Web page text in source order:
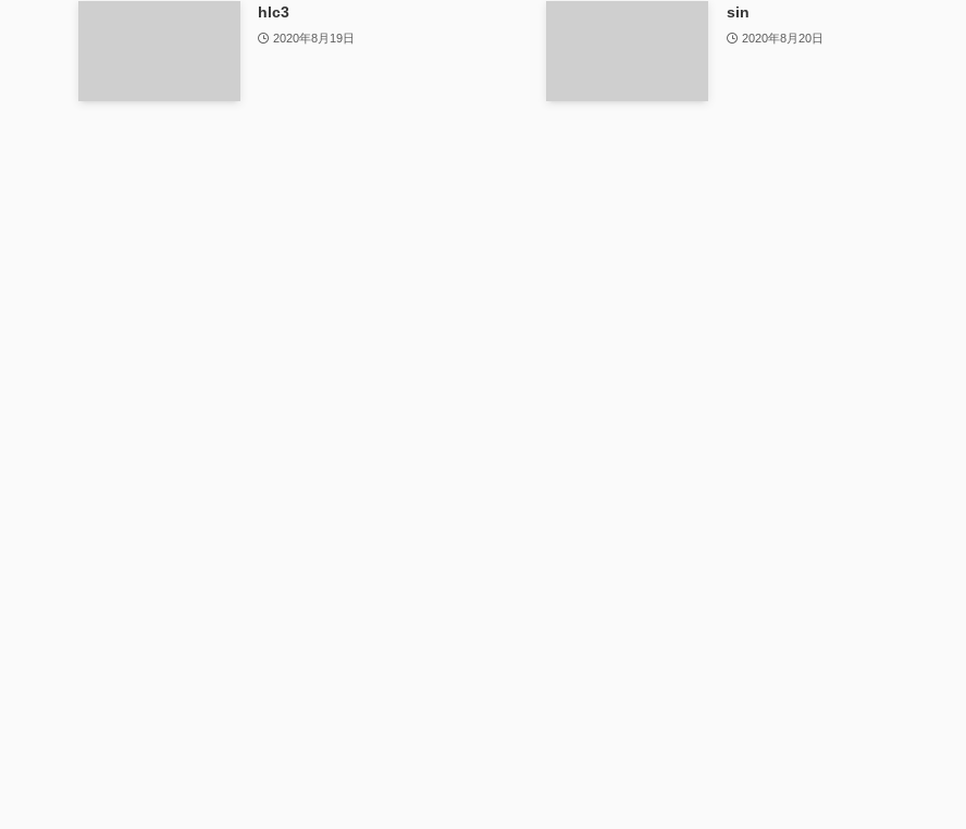
hlc3
2020年8月19日
sin
2020年8月20日